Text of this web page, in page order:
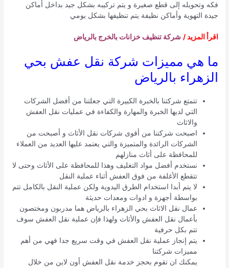
فكه وتحويله إلى قطع صغيرة و يتم تركيبه بشكل جيد بداخل أماكن
جيدة التهوية وأماكن نظيفة يتم تنظيفها بشكل يومي
اقرأ المزيد / شركة تنظيف خزانات بالخرج بالرياض
ما هي مميزات شركة نقل عفش بحي
الزهراء بالرياض
تتمتع شركتنا بالخبرة الكبيرة التي جعلتنا من أفضل الشركات
التي لديها الخبرة والمهارة والكفاءة في عمليات نقل العفش
والاثاث
اصبحت شركتنا من أقوى شركات نقل الأثاث و أصبحت من
الشركات الرائدة والمتميزة والتي يعتمد عليها العديد من العملاء
للمحافظة على أثاث منازلهم
نستخدم أفضل مواد التغليف وهذا للمحافظة على الأثاث وحتى لا
تتقطع الأغلفة من فوق العفش أثناء عملية النقل
لا يتم أبدا استخدام الطرق اليدوية ولكن عملية النقل بالكامل تتم
بواسطة أجهزة و ادوات ومعدات حديثة
عمال نقل الاثاث بحي الزهراء بالرياض هما مدربون ومختصون
بأعمال نقل العفش والأثاث ولهذا فإن عملية نقل العفش سوف
تتم بكل حرفية
يتم إنجاز عملية نقل العفش في وقت سريع جدا فهي من أهم
مميزات شركتنا
يمكنك ان تقوم بحجز خدمة نقل العفش أون لاين من خلال